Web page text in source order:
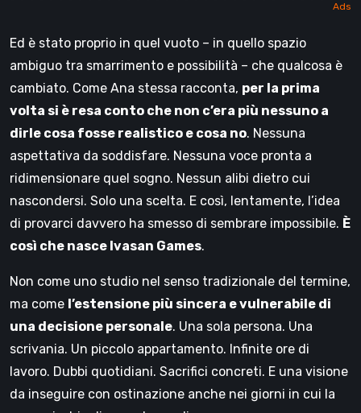
Ed è stato proprio in quel vuoto – in quello spazio
ambiguo tra smarrimento e possibilità – che qualcosa è
cambiato. Come Ana stessa racconta, per la prima
volta si è resa conto che non c’era più nessuno a
dirle cosa fosse realistico e cosa no. Nessuna
aspettativa da soddisfare. Nessuna voce pronta a
ridimensionare quel sogno. Nessun alibi dietro cui
nascondersi. Solo una scelta. E così, lentamente, l’idea
di provarci davvero ha smesso di sembrare impossibile. È
così che nasce Ivasan Games.
Non come uno studio nel senso tradizionale del termine,
ma come l’estensione più sincera e vulnerabile di
una decisione personale. Una sola persona. Una
scrivania. Un piccolo appartamento. Infinite ore di
lavoro. Dubbi quotidiani. Sacrifici concreti. E una visione
da inseguire con ostinazione anche nei giorni in cui la